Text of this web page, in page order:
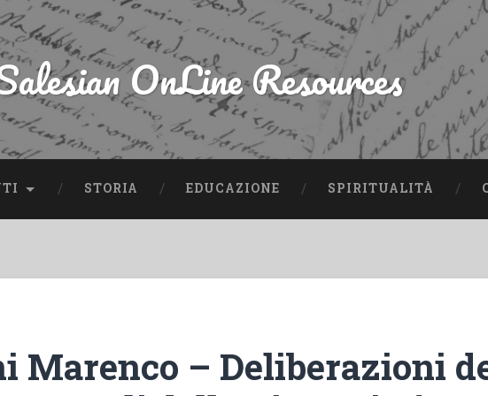
OnLine Resources
STORIA EDUCAZIONE SPIRITUALITÀ
Marenco – Deliberazioni